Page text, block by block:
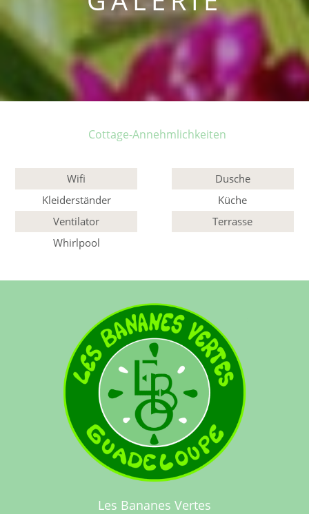
Cottage-Annehmlichkeiten
Wifi
Kleiderständer
Ventilator
Whirlpool
Dusche
Küche
Terrasse
Les Bananes Vertes